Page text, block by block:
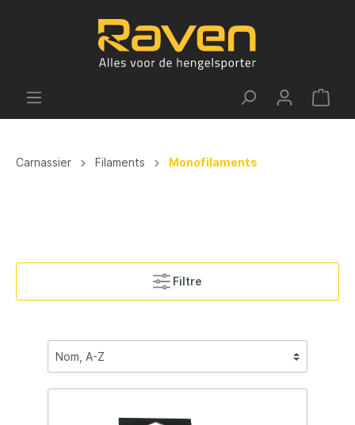
Carnassier Filaments Monofilaments
Filtre